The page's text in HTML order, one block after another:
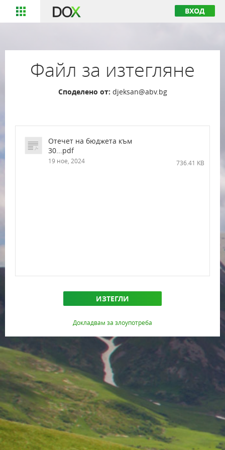
ВХОД
Файл за изтегляне
Споделено от: djeksan@abv.bg
Отечет на бюджета към
30...pdf
19 ное, 2024 736.41 KB
ИЗТЕГЛИ
Докладвам за злоупотреба